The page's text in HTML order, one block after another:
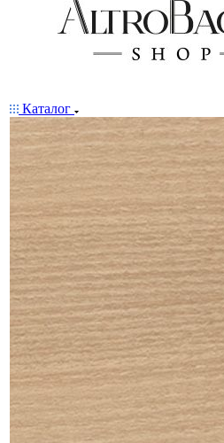
Каталог